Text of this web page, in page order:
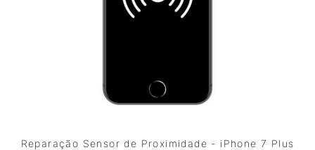
Reparação Sensor de Proximidade - iPhone 7 Plus